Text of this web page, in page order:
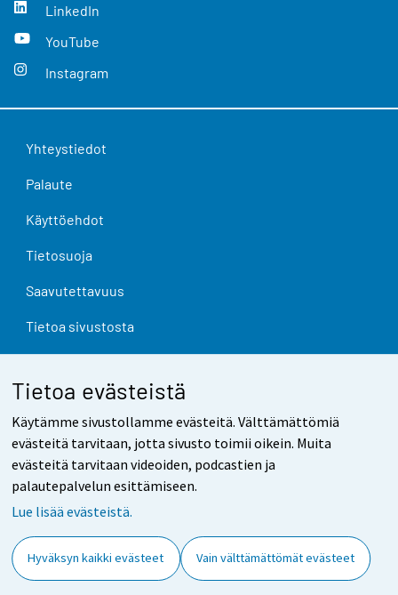
Tietoa evästeistä
Käytämme sivustollamme evästeitä. Välttämättömiä
evästeitä tarvitaan, jotta sivusto toimii oikein. Muita
evästeitä tarvitaan videoiden, podcastien ja
palautepalvelun esittämiseen.
Lue lisää evästeistä.
Hyväksyn kaikki evästeet Vain välttämättömät evästeet
LinkedIn
YouTube
Instagram
Yhteystiedot
Palaute
Käyttöehdot
Tietosuoja
Saavutettavuus
Tietoa sivustosta